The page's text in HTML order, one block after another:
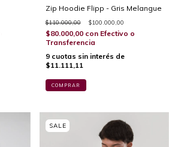
Zip Hoodie Flipp - Gris Melangue
$110.000,00 $100.000,00
$80.000,00 con Efectivo o
Transferencia
9 cuotas sin interés de
$11.111,11
COMPRAR